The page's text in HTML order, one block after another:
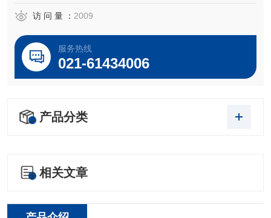
访 问 量 ： 2009
服务热线
021-61434006
产品分类
相关文章